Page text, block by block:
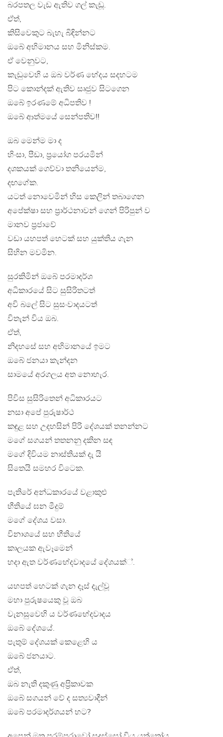
බරපතල වැඩ ඇතිව ගල් කැඩූ.
ඒත්,
කිසිවෙකුට බැහැ බිඳින්නට
ඔබේ අභිමානය සහ මිනිස්කම.
ඒ වෙනුවට,
කැඩුවෙහි ය ඔබ වර්ණ භේදය සදහටම
පිට කොන්දක් ඇතිව සෘජුව සිටගෙන
ඔබේ ඉරණමේ අධිපතිව !
ඔබේ ආත්මයේ සෙන්පතිව!!
ඔබ මෙන්ම මා ද
හිංසා, පීඩා, ප‍්‍රයෝග පරයමින්
දශකයක් ගෙව්වා තනියෙන්ම,
දඟගේක.
යටත් නොවෙමින් හිස කෙලින් තබාගෙන
අපේක්ෂා සහ ප‍්‍රාර්ථනාවන් ගෙන් පිරිපුන් ව
මානව ප‍්‍රජාවේ
වඩා යහපත් හෙටක් සහ යුක්තිය ගැන
සිහින මවමින.
සුරකිමින් ඔබේ පරමාදර්ශ
අධිකාරයේ සිට සුසිරිතටත්
අවි බලේ සිට සුසංවාදයටත්
විතැන් විය ඔබ.
ඒත්,
නිදහසේ සහ අභිමානයේ ඉමට
ඔබේ ජනයා කැන්දන
සාමයේ අරගලය අත නොහැර.
පිවිස සුසිරිතෙන් අධිකාරයට
නසා අපේ පුරුෂාර්ථ
කඳුළ සහ උදහසින් පිරි දේශයක් තනන්නට
මගේ සගයන් තතනනු දකින සඳ
මගේ දිවියම නාස්තියක් දැ යි
සිතෙයි සමහර විටෙක.
පැතිරේ අන්ධකාරයේ වළාකුළු
භීතියේ ඝන මීදුම්
මගේ දේශය වසා.
විනාශයේ සහ භීතියේ
කාලයක ඇවෑමෙන්
හදා ඇත වර්ණභේදවාදයේ දේශයක්්.
යහපත් හෙටක් ගැන දෑස් දැල්වූ
මහා පුරුෂයෙකු වූ ඔබ
වැනසුවෙහි ය වර්ණභේදවාදය
ඔබේ දේශයේ.
පැතුම් දේශයක් කෙළෙහි ය
ඔබේ ජනයාට.
ඒත්,
ඔබ නැති දකුණු අප‍්‍රිකාවක
ඔබේ සගයන් වේ ද සත්‍යවාදීන්
ඔබේ පරමාදර්ශයන් හට?